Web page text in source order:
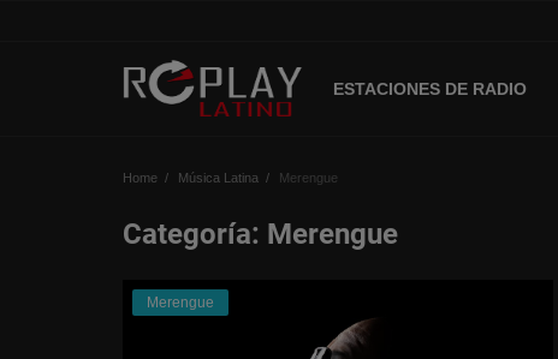
ESTACIONES DE RADIO
Estaciones de Radio
Home Música Latina Merengue
Categoría: Merengue
Merengue